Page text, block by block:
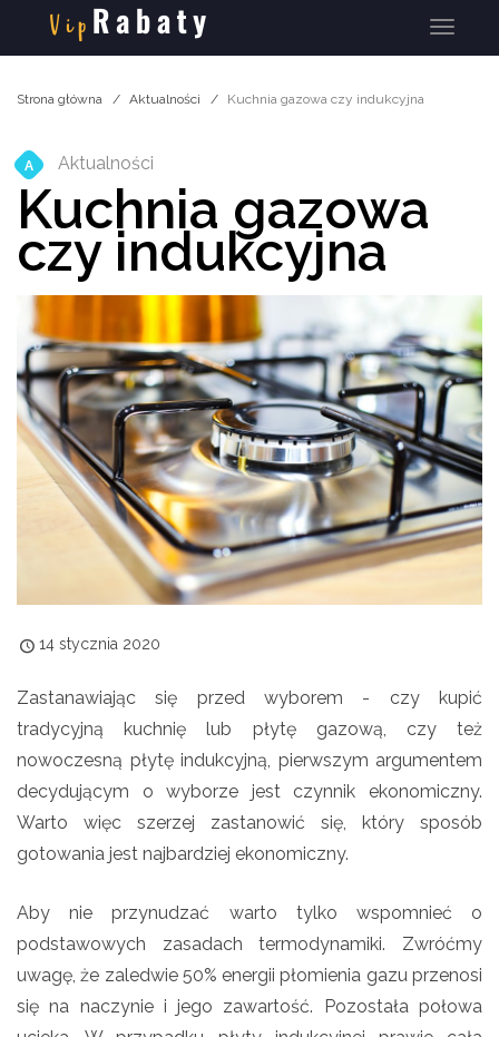
Menu
Strona główna Aktualności Kuchnia gazowa czy indukcyjna
A Aktualności
Kuchnia gazowa
czy indukcyjna
14 stycznia 2020
Zastanawiając się przed wyborem - czy kupić
tradycyjną kuchnię lub płytę gazową, czy też
nowoczesną płytę indukcyjną, pierwszym argumentem
decydującym o wyborze jest czynnik ekonomiczny.
Warto więc szerzej zastanowić się, który sposób
gotowania jest najbardziej ekonomiczny.
Aby nie przynudzać warto tylko wspomnieć o
podstawowych zasadach termodynamiki. Zwróćmy
uwagę, że zaledwie 50% energii płomienia gazu przenosi
się na naczynie i jego zawartość. Pozostała połowa